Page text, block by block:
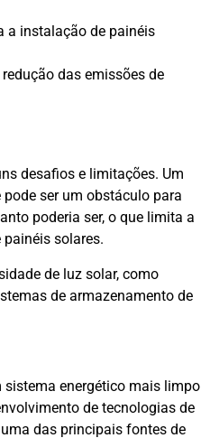
a instalação de painéis
das emissões de
desafios e limitações. Um
ser um obstáculo para
poderia ser, o que limita a
solares.
de luz solar, como
de armazenamento de
energético mais limpo
de tecnologias de
das principais fontes de